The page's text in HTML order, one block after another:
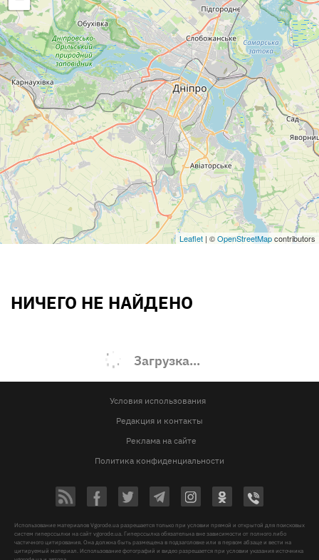
Leaflet | ©OpenStreetMapcontributors
НИЧЕГО НЕ НАЙДЕНО
Загрузка...
Условия использования
Редакция и контакты
Реклама на сайте
Политика конфиденциальности
Использование материалов Vgorode.ua разрешается только при условии прямой и открытой для поисковых
систем гиперссылки на сайт vgorode.ua. Гиперссылка обязательна вне зависимости от полного либо
частичного цитирования. Она должна быть размещена в подзаголовке или в первом абзаце и вести на
цитируемый материал. Использование фотографий и видео разрешается при условии указания источника